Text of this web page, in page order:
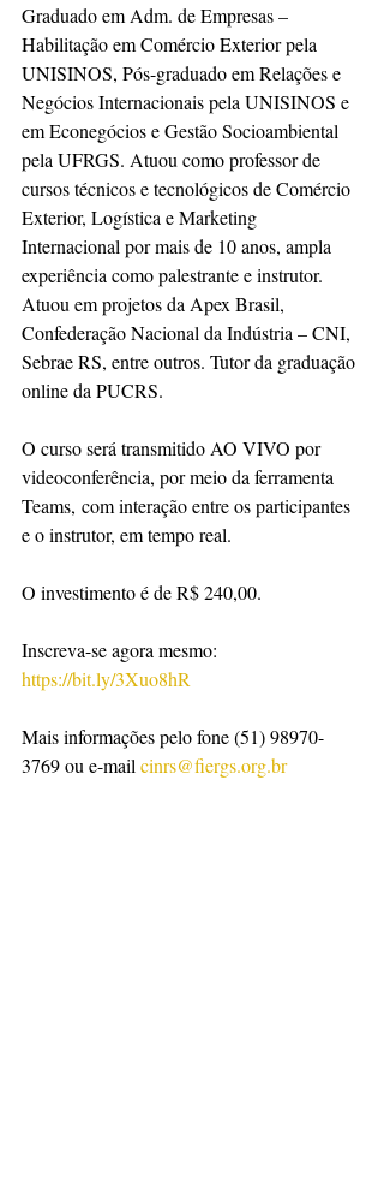
Graduado em Adm. de Empresas –
Habilitação em Comércio Exterior pela
UNISINOS, Pós-graduado em Relações e
Negócios Internacionais pela UNISINOS e
em Econegócios e Gestão Socioambiental
pela UFRGS. Atuou como professor de
cursos técnicos e tecnológicos de Comércio
Exterior, Logística e Marketing
Internacional por mais de 10 anos, ampla
experiência como palestrante e instrutor.
Atuou em projetos da Apex Brasil,
Confederação Nacional da Indústria – CNI,
Sebrae RS, entre outros. Tutor da graduação
online da PUCRS.
O curso será transmitido AO VIVO por
videoconferência, por meio da ferramenta
Teams, com interação entre os participantes
e o instrutor, em tempo real.
O investimento é de R$ 240,00.
Inscreva-se agora mesmo:
https://bit.ly/3Xuo8hR
Mais informações pelo fone (51) 98970-
3769 ou e-mail cinrs@fiergs.org.br